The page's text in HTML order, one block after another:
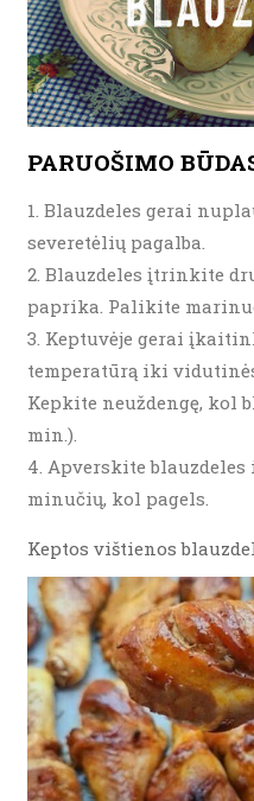
PARUOŠIMO
Blauzdeles gerai
severetėlių pagalba.
Blauzdeles įtrinkite
paprika. Palikite
Keptuvėje gerai
temperatūrą iki
Kepkite neuždengę, kol
min.).
Apverskite blauzdeles
minučių, kol pagels.
Keptos vištienos